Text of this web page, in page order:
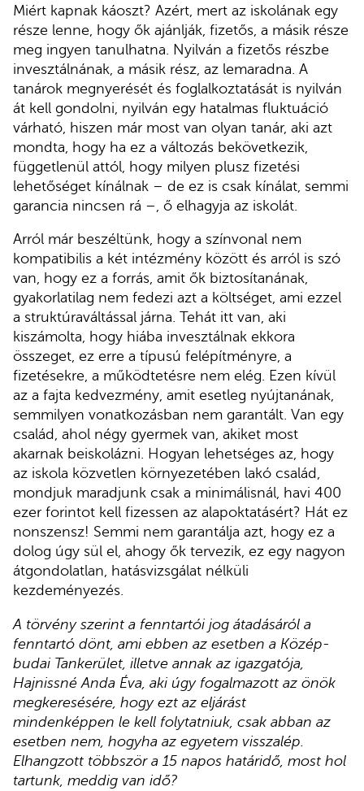
Miért kapnak káoszt? Azért, mert az iskolának egy
része lenne, hogy ők ajánlják, fizetős, a másik része
meg ingyen tanulhatna. Nyilván a fizetős részbe
invesztálnának, a másik rész, az lemaradna. A
tanárok megnyerését és foglalkoztatását is nyilván
át kell gondolni, nyilván egy hatalmas fluktuáció
várható, hiszen már most van olyan tanár, aki azt
mondta, hogy ha ez a változás bekövetkezik,
függetlenül attól, hogy milyen plusz fizetési
lehetőséget kínálnak – de ez is csak kínálat, semmi
garancia nincsen rá –, ő elhagyja az iskolát.
Arról már beszéltünk, hogy a színvonal nem
kompatibilis a két intézmény között és arról is szó
van, hogy ez a forrás, amit ők biztosítanának,
gyakorlatilag nem fedezi azt a költséget, ami ezzel
a struktúraváltással járna. Tehát itt van, aki
kiszámolta, hogy hiába invesztálnak ekkora
összeget, ez erre a típusú felépítményre, a
fizetésekre, a működtetésre nem elég. Ezen kívül
az a fajta kedvezmény, amit esetleg nyújtanának,
semmilyen vonatkozásban nem garantált. Van egy
család, ahol négy gyermek van, akiket most
akarnak beiskolázni. Hogyan lehetséges az, hogy
az iskola közvetlen környezetében lakó család,
mondjuk maradjunk csak a minimálisnál, havi 400
ezer forintot kell fizessen az alapoktatásért? Hát ez
nonszensz! Semmi nem garantálja azt, hogy ez a
dolog úgy sül el, ahogy ők tervezik, ez egy nagyon
átgondolatlan, hatásvizsgálat nélküli
kezdeményezés.
A törvény szerint a fenntartói jog átadásáról a
fenntartó dönt, ami ebben az esetben a Közép-
budai Tankerület, illetve annak az igazgatója,
Hajnissné Anda Éva, aki úgy fogalmazott az önök
megkeresésére, hogy ezt az eljárást
mindenképpen le kell folytatniuk, csak abban az
esetben nem, hogyha az egyetem visszalép.
Elhangzott többször a 15 napos határidő, most hol
tartunk, meddig van idő?